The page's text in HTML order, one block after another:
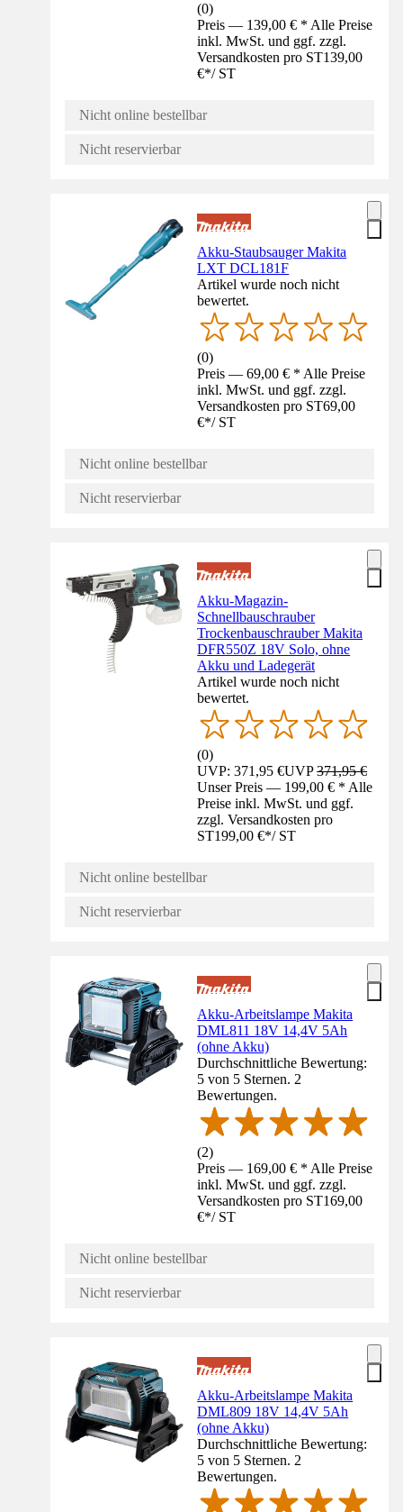
(0)
Preis — 139,00 € * Alle Preise
inkl. MwSt. und ggf. zzgl.
Versandkosten pro ST139,00
€*/ ST
Nicht online bestellbar
Nicht reservierbar
Akku-Staubsauger Makita
LXT DCL181F
Artikel wurde noch nicht
bewertet.
(0)
Preis — 69,00 € * Alle Preise
inkl. MwSt. und ggf. zzgl.
Versandkosten pro ST69,00
€*/ ST
Nicht online bestellbar
Nicht reservierbar
Akku-Magazin-
Schnellbauschrauber
Trockenbauschrauber Makita
DFR550Z 18V Solo, ohne
Akku und Ladegerät
Artikel wurde noch nicht
bewertet.
(0)
UVP: 371,95 €UVP371,95 €
Unser Preis — 199,00 € * Alle
Preise inkl. MwSt. und ggf.
zzgl. Versandkosten pro
ST199,00 €*/ ST
Nicht online bestellbar
Nicht reservierbar
Akku-Arbeitslampe Makita
DML811 18V 14,4V 5Ah
(ohne Akku)
Durchschnittliche Bewertung:
5 von 5 Sternen. 2
Bewertungen.
(2)
Preis — 169,00 € * Alle Preise
inkl. MwSt. und ggf. zzgl.
Versandkosten pro ST169,00
€*/ ST
Nicht online bestellbar
Nicht reservierbar
Akku-Arbeitslampe Makita
DML809 18V 14,4V 5Ah
(ohne Akku)
Durchschnittliche Bewertung:
5 von 5 Sternen. 2
Bewertungen.